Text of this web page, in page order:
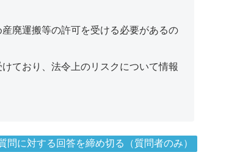
廃運搬等の許可を受ける必要があるの
ており、法令上のリスクについて情報
問に対する回答を締め切る（質問者のみ）